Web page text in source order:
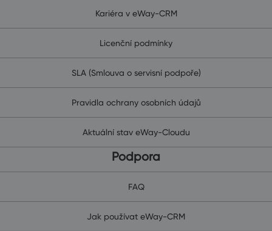
Kariéra v eWay-CRM
Licenční podmínky
SLA (Smlouva o servisní podpoře)
Pravidla ochrany osobních údajů
Aktuální stav eWay-Cloudu
Podpora
FAQ
Jak používat eWay-CRM